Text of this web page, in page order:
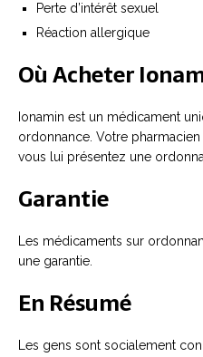
Perte d’intérêt sexuel
Réaction allergique
Où Acheter
Ionamin est un médicament
ordonnance. Votre
vous lui présentez une
Garantie
Les médicaments sur
une garantie.
En Résumé
Les gens sont socialement